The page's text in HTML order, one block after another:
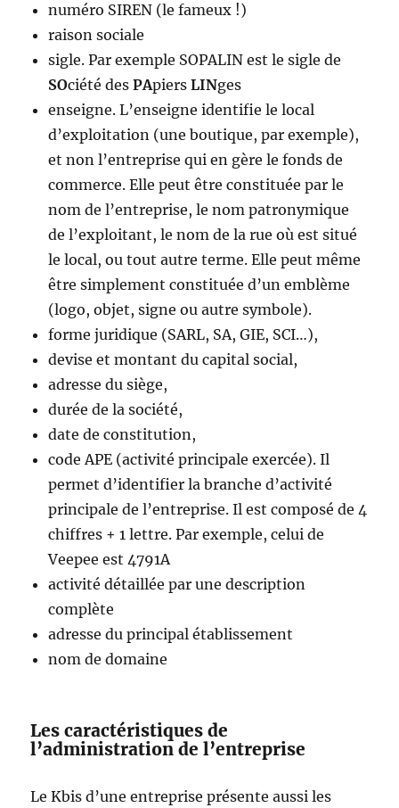
numéro SIREN (le fameux !)
raison sociale
sigle. Par exemple SOPALIN est le sigle de
SOciété desPApiersLINges
enseigne. L’enseigne identifie le local
d’exploitation (une boutique, par exemple),
et non l’entreprise qui en gère le fonds de
commerce. Elle peut être constituée par le
nom de l’entreprise, le nom patronymique
de l’exploitant, le nom de la rue où est situé
le local, ou tout autre terme. Elle peut même
être simplement constituée d’un emblème
(logo, objet, signe ou autre symbole).
forme juridique (SARL, SA, GIE, SCI…),
devise et montant du capital social,
adresse du siège,
durée de la société,
date de constitution,
code APE (activité principale exercée). Il
permet d’identifier la branche d’activité
principale de l’entreprise. Il est composé de 4
chiffres + 1 lettre. Par exemple, celui de
Veepee est 4791A
activité détaillée par une description
complète
adresse du principal établissement
nom de domaine
Les caractéristiques de
l’administration de l’entreprise
Le Kbis d’une entreprise présente aussi les